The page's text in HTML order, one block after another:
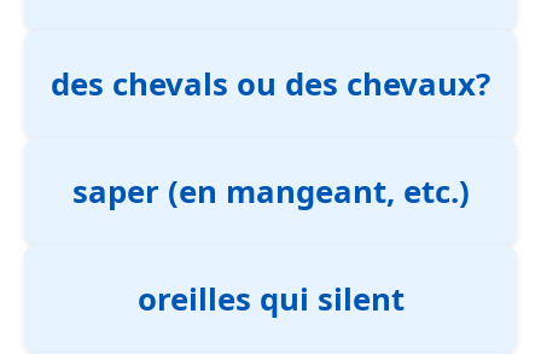
des chevals ou des chevaux?
saper (en mangeant, etc.)
oreilles qui silent